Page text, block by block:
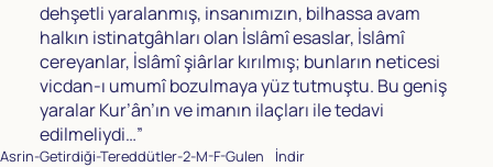
dehşetli yaralanmış, insanımızın, bilhassa avam
halkın istinatgâhları olan İslâmî esaslar, İslâmî
cereyanlar, İslâmî şiârlar kırılmış; bunların neticesi
vicdan-ı umumî bozulmaya yüz tutmuştu. Bu geniş
yaralar Kur’ân’ın ve imanın ilaçları ile tedavi
edilmeliydi…”
Asrin-Getirdiği-Tereddütler-2-M-F-Gulen İndir